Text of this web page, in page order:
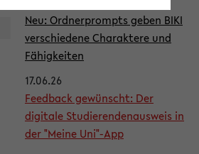
Neu: Ordnerprompts geben BIKI
verschiedene Charaktere und
Fähigkeiten
17.06.26
Feedback gewünscht: Der
digitale Studierendenausweis in
der "Meine Uni"-App